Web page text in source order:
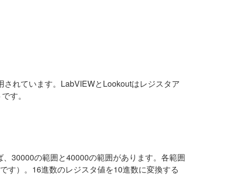
れています。LabVIEWとLookoutはレジスタア
す。
30000の範囲と40000の範囲があります。各範囲
す）。16進数のレジスタ値を10進数に変換する